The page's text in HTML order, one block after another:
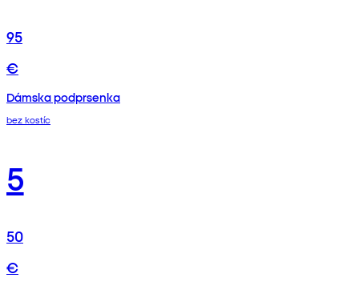
95
€
Dámska podprsenka
bez kostíc
5
50
€